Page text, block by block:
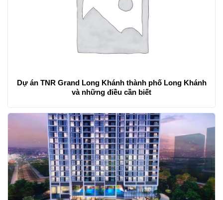
Dự án TNR Grand Long Khánh thành phố Long Khánh
và những điều cần biết